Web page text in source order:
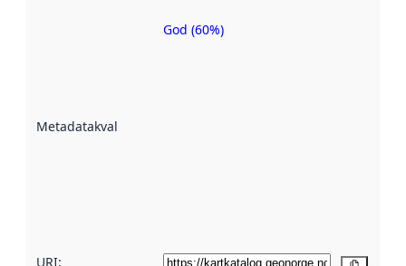
Metadatakvalitet
Metadatakvalitet
God (60%)
URI: